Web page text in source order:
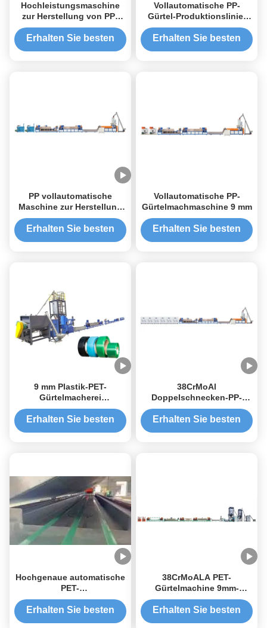
Hochleistungsmaschine
zur Herstellung von PP-
Gürteln für schnelles und
sicheres Gürteln
Erhalten Sie besten
Vollautomatische PP-
Gürtel-Produktionslinie,
9mm PP-
Verpackungsgürtel-
Erhalten Sie besten
PP vollautomatische
Maschine zur Herstellung
von Kunststoffbanden 9
mm Einzelschraube
Erhalten Sie besten
Vollautomatische PP-
Gürtelmachmaschine 9 mm
Erhalten Sie besten
9 mm Plastik-PET-
Gürtelmacherei
Einschraubband-
Gürtelmaschine
Erhalten Sie besten
38CrMoAl
Doppelschnecken-PP-
Bandherstellungsmaschine
für 9 mm PP-Band bei 1000
Erhalten Sie besten
Hochgenaue automatische
PET-
Streifenherstellungsmaschine
mit Einschrauben-Extruder
Erhalten Sie besten
38CrMoALA PET-
Gürtelmachine 9mm-
Gürtelbandmachine
Erhalten Sie besten